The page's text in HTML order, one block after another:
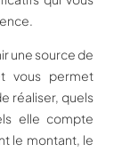
une source de
vous permet
réaliser, quels
elle compte
le montant, le